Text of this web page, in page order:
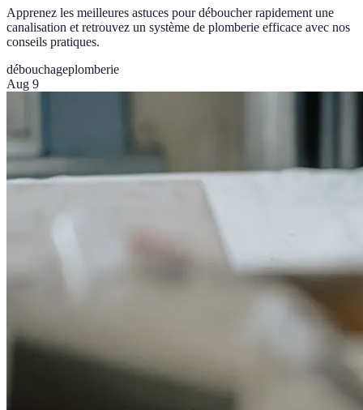
Apprenez les meilleures astuces pour déboucher rapidement une
canalisation et retrouvez un système de plomberie efficace avec nos
conseils pratiques.
débouchageplomberie
Aug 9